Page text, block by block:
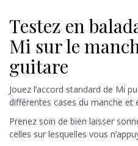
Testez en
Mi sur le
guitare
Jouez l’accord standard de Mi
différentes cases du manche et
Prenez soin de bien laisser
celles sur lesquelles vous